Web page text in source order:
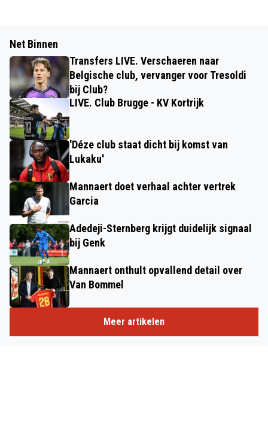
Net Binnen
Transfers LIVE. Verschaeren naar
Belgische club, vervanger voor Tresoldi
bij Club?
LIVE. Club Brugge - KV Kortrijk
'Déze club staat dicht bij komst van
Lukaku'
Mannaert doet verhaal achter vertrek
Garcia
Adedeji-Sternberg krijgt duidelijk signaal
bij Genk
Mannaert onthult opvallend detail over
Van Bommel
Meer artikelen